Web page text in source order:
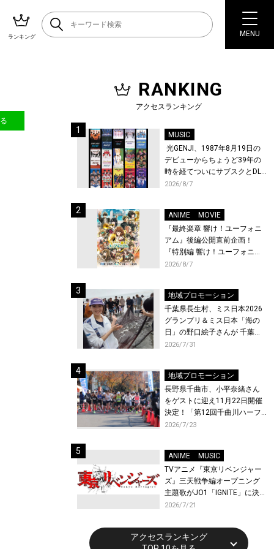
ランキング MENU
RANKING
アクセスランキング
MUSIC
光GENJI、1987年8月19日の
デビューからちょうど39年の
時を経てついにサブスクとDL
配信が解禁！
2026/8/7
ANIME
MOVIE
『最終楽章 響け！ユーフォニ
アム』後編公開直前企画！
『特別編 響け！ユーフォニア
ム〜アンサンブルコンテス
映が決定！
2026/8/7
地域プロモーション
千葉県長生村、ミス日本2026
グランプリ＆ミス日本「海の
日」の野口絵子さんが 千葉県
唯一の村・長生村で地引網を
2026/7/31
地域プロモーション
長野県千曲市、小平奈緒さん
をゲストに迎え11月22日開催
決定！「第12回千曲川ハーフ
マラソン」エントリー受付開
2026/7/23
ANIME
MUSIC
TVアニメ『東京リベンジャー
ズ』三天戦争編オープニング
主題歌がJO1「IGNITE」に決
定！メンバー全員から喜びと
トが到着！9月に東京・大阪で
先行上映会を開催！
2026/7/21
アクセスランキング